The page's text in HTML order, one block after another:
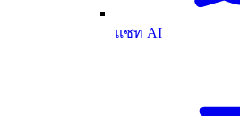
แชท AI